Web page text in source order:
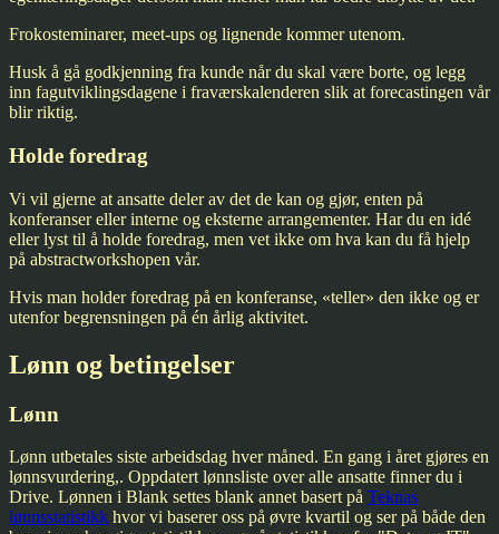
Frokosteminarer, meet-ups og lignende kommer utenom.
Husk å gå godkjenning fra kunde når du skal være borte, og legg
inn fagutviklingsdagene i fraværskalenderen slik at forecastingen vår
blir riktig.
Holde foredrag
Vi vil gjerne at ansatte deler av det de kan og gjør, enten på
konferanser eller interne og eksterne arrangementer. Har du en idé
eller lyst til å holde foredrag, men vet ikke om hva kan du få hjelp
på abstractworkshopen vår.
Hvis man holder foredrag på en konferanse, «teller» den ikke og er
utenfor begrensningen på én årlig aktivitet.
Lønn og betingelser
Lønn
Lønn utbetales siste arbeidsdag hver måned. En gang i året gjøres en
lønnsvurdering,. Oppdatert lønnsliste over alle ansatte finner du i
Drive. Lønnen i Blank settes blank annet basert på Teknas
lønnsstatistikk hvor vi baserer oss på øvre kvartil og ser på både den